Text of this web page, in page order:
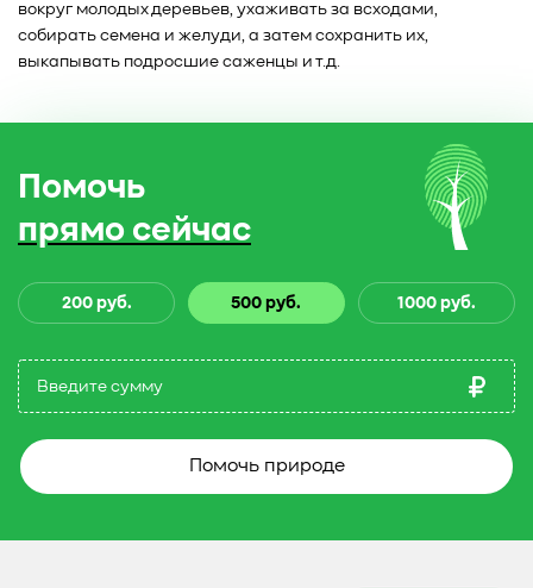
вокруг молодых деревьев, ухаживать за всходами,
собирать семена и желуди, а затем сохранить их,
выкапывать подросшие саженцы и т.д.
Помочь
прямо сейчас
200 руб. 500 руб. 1000 руб.
Помочь природе